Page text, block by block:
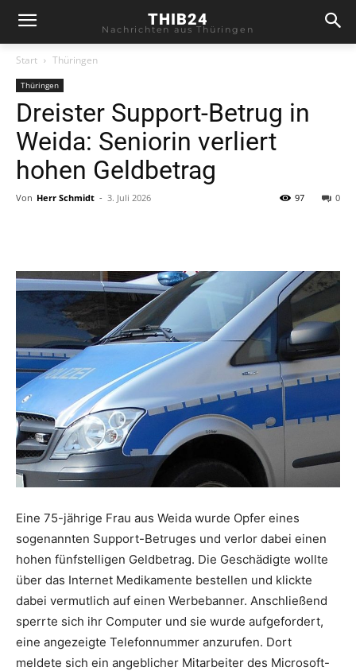
THIB24
Nachrichten aus Thüringen
Start Thüringen
Thüringen
Dreister Support-Betrug in
Weida: Seniorin verliert
hohen Geldbetrag
Von Herr Schmidt - 3. Juli 2026 0
97
Eine 75-jährige Frau aus Weida wurde Opfer eines
sogenannten Support-Betruges und verlor dabei einen
hohen fünfstelligen Geldbetrag. Die Geschädigte wollte
über das Internet Medikamente bestellen und klickte
dabei vermutlich auf einen Werbebanner. Anschließend
sperrte sich ihr Computer und sie wurde aufgefordert,
eine angezeigte Telefonnummer anzurufen. Dort
meldete sich ein angeblicher Mitarbeiter des Microsoft-